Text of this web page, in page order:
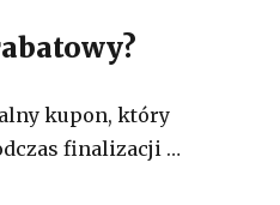
kupon, który
finalizacji …